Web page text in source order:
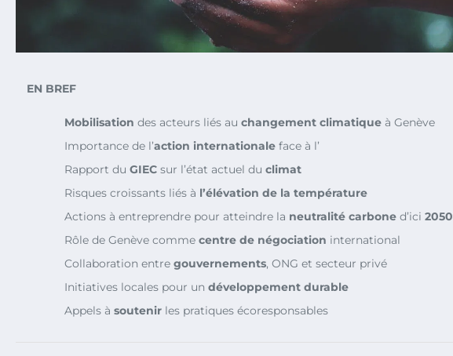
EN BREF
Mobilisation des acteurs liés au changement climatique à Genève
Importance de l’action internationale face à l’
Rapport du GIEC sur l’état actuel du climat
Risques croissants liés à l’élévation de la température
Actions à entreprendre pour atteindre la neutralité carbone d’ici 2050
Rôle de Genève comme centre de négociation international
Collaboration entre gouvernements, ONG et secteur privé
Initiatives locales pour un développement durable
Appels à soutenir les pratiques écoresponsables